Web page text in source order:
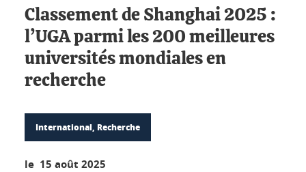
Classement de Shanghai 2025 :
l’UGA parmi les 200 meilleures
universités mondiales en
recherche
International, Recherche
le 15 août 2025